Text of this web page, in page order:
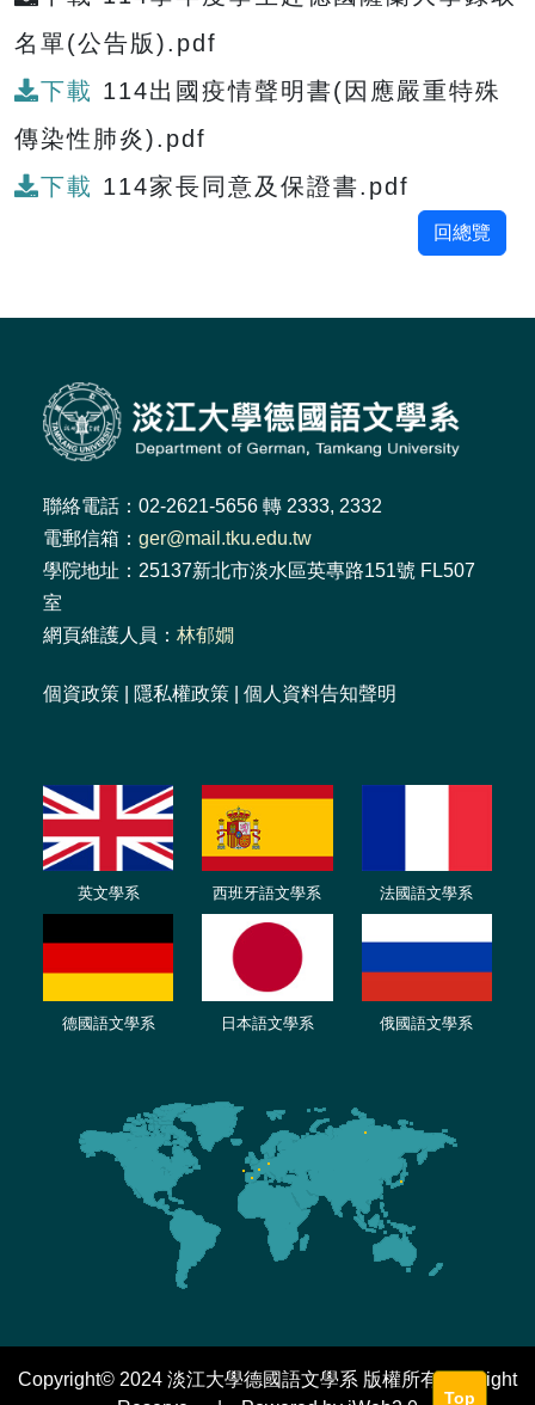
名單(公告版).pdf
下載 114出國疫情聲明書(因應嚴重特殊
傳染性肺炎).pdf
下載 114家長同意及保證書.pdf
回總覽
聯絡電話：02-2621-5656 轉 2333, 2332
電郵信箱： ger@mail.tku.edu.tw
學院地址：25137新北市淡水區英專路151號 FL507
室
網頁維護人員： 林郁嫺
個資政策 隱私權政策 個人資料告知聲明
英文學系 西班牙語文學系 法國語文學系
德國語文學系 日本語文學系 俄國語文學系
Copyright© 2024 淡江大學德國語文學系 版權所有 All Right
Top